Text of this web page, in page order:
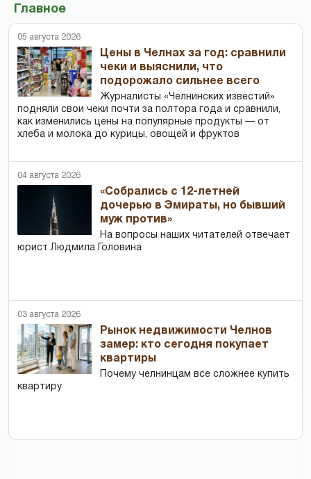
Главное
05 августа 2026
Цены в Челнах за год: сравнили
чеки и выяснили, что
подорожало сильнее всего
Журналисты «Челнинских известий»
подняли свои чеки почти за полтора года и сравнили,
как изменились цены на популярные продукты — от
хлеба и молока до курицы, овощей и фруктов
04 августа 2026
«Собрались с 12-летней
дочерью в Эмираты, но бывший
муж против»
На вопросы наших читателей отвечает
юрист Людмила Головина
03 августа 2026
Рынок недвижимости Челнов
замер: кто сегодня покупает
квартиры
Почему челнинцам все сложнее купить
квартиру